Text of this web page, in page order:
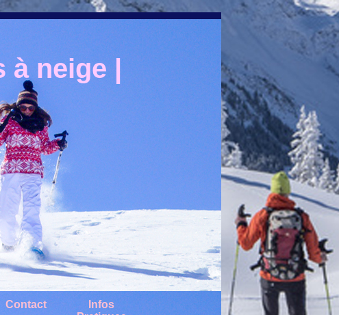
à neige |
Contact
Infos